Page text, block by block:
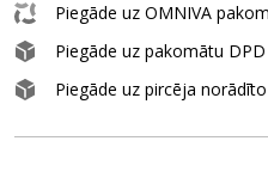
Piegāde uz OMNIVA
Piegāde uz pakomātu DPD
Piegāde uz pircēja